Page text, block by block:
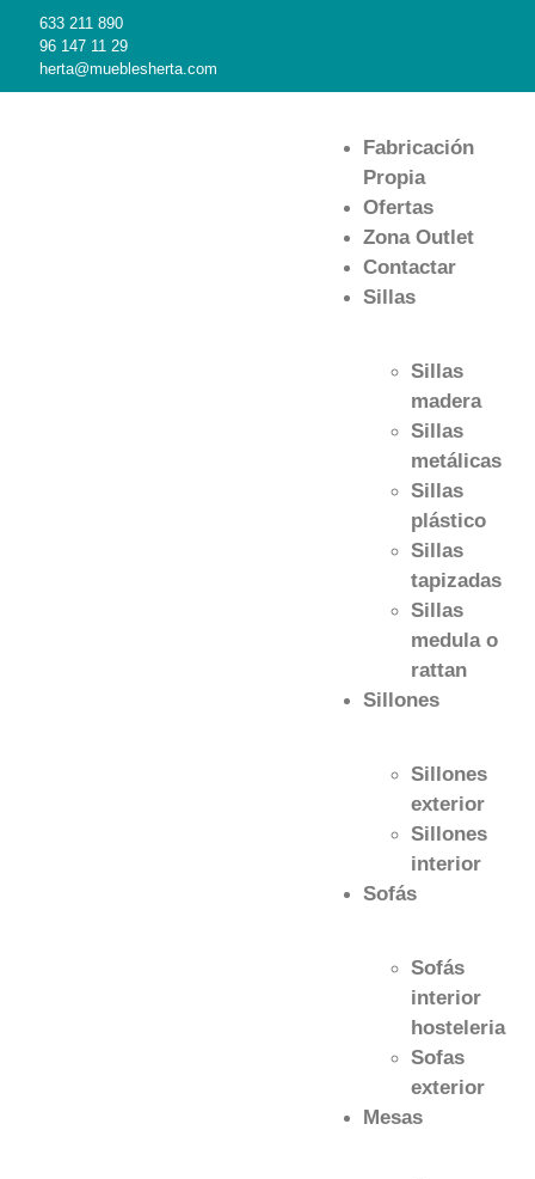
633 211 890
96 147 11 29
herta@mueblesherta.com
Fabricación
Propia
Ofertas
Zona Outlet
Contactar
Sillas
Sillas
madera
Sillas
metálicas
Sillas
plástico
Sillas
tapizadas
Sillas
medula o
rattan
Sillones
Sillones
exterior
Sillones
interior
Sofás
Sofás
interior
hosteleria
Sofas
exterior
Mesas